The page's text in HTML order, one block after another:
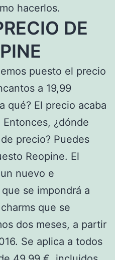
hacerlos.
DE
puesto el precio
a 19,99
qué? El precio acaba
¿dónde
precio? Puedes
Reopine. El
nuevo e
se impondrá a
que se
dos meses, a partir
Se aplica a todos